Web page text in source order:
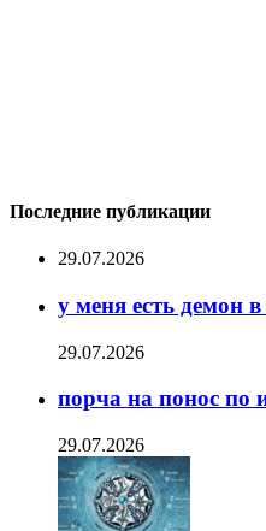
Последние публикации
29.07.2026
у меня есть демон в
29.07.2026
порча на понос по
29.07.2026